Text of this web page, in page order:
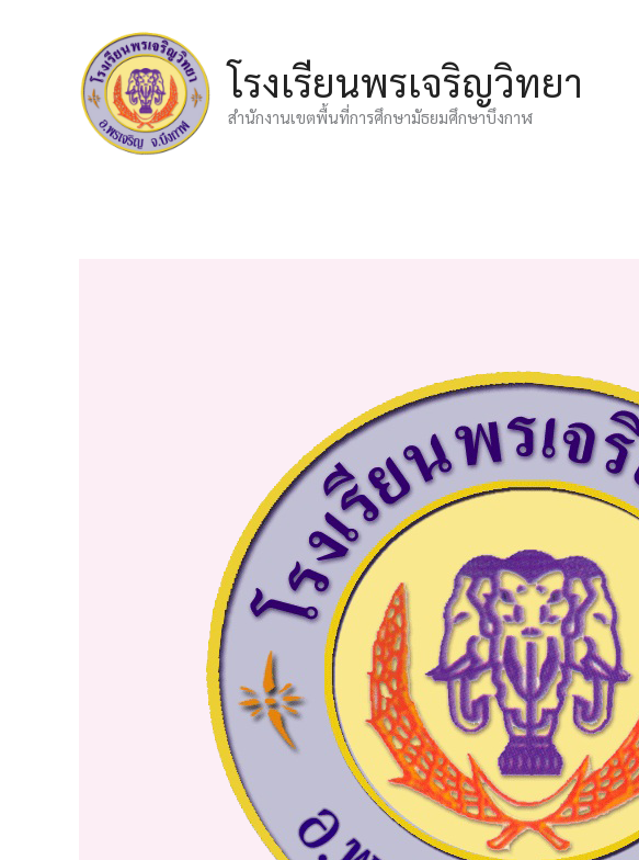
โรงเรียนพรเจริญวิทยา
สำนักงานเขตพื้นที่การศึกษามัธยมศึกษาบึงกาฬ